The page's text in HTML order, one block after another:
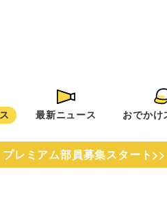
最新ニュース おでかけ
プレミアム部員募集スタート>>